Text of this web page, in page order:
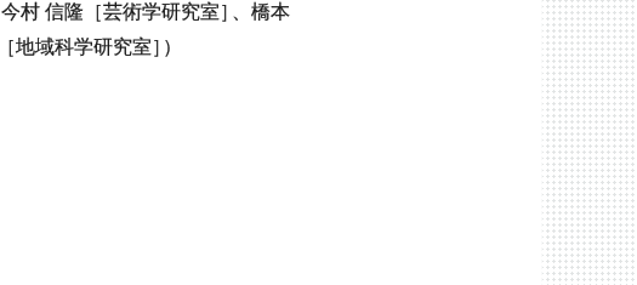
村 信隆［芸術学研究室］ 、橋本
地域科学研究室］ ）